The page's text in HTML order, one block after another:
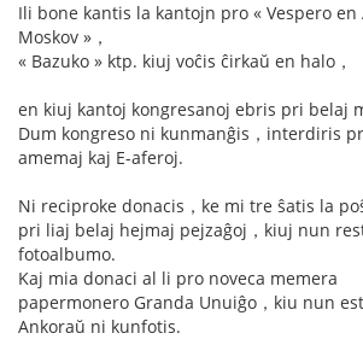
Ili bone kantis la kantojn pro « Vespero
Moskov »，
« Bazuko » ktp. kiuj voĉis ĉirkaŭ en halo，
en kiuj kantoj kongresanoj ebris pri belaj
Dum kongreso ni kunmanĝis，interdiris
amemaj kaj E-aferoj.
Ni reciproke donacis，ke mi tre ŝatis la
pri liaj belaj hejmaj pejzaĝoj，kiuj nun
fotoalbumo.
Kaj mia donaci al li pro noveca memera
papermonero Granda Unuiĝo，kiu nun
Ankoraŭ ni kunfotis.